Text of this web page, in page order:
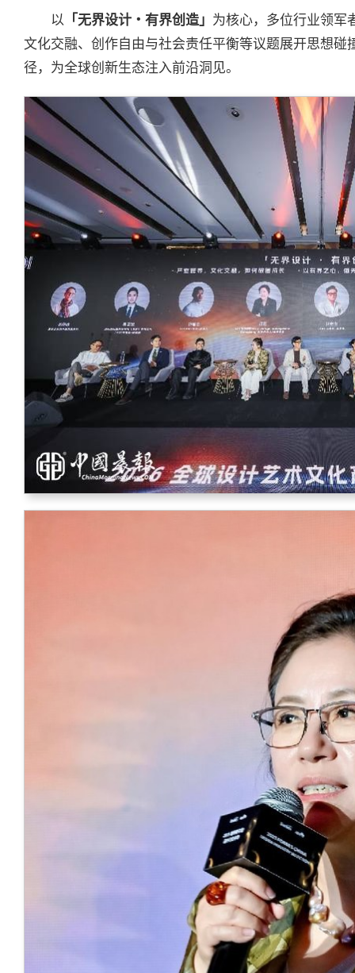
以 「无界设计・有界创造」 为核心，多位行业领军
文化交融、创作自由与社会责任平衡等议题展开思想
径，为全球创新生态注入前沿洞见。